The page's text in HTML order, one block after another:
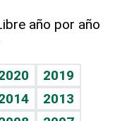
año por año
2019
2013